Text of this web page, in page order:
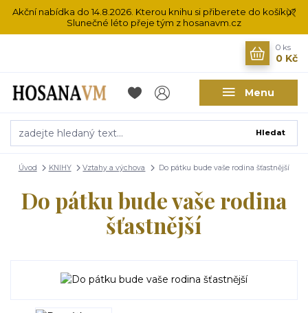
Akční nabídka do 14.8.2026. Kterou knihu si přiberete do košíku?
Slunečné léto přeje tým z hosanavm.cz
Menu
Hledat
0 ks
0 Kč
Úvod KNIHY Vztahy a výchova Do pátku bude vaše rodina šťastnější
Do pátku bude vaše rodina
šťastnější